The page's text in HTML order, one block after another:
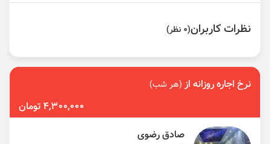
نظرات کاربران(0 نظر)
نرخ اجاره روزانه از(هر شب)
4,300,000 تومان
صادق رضوی